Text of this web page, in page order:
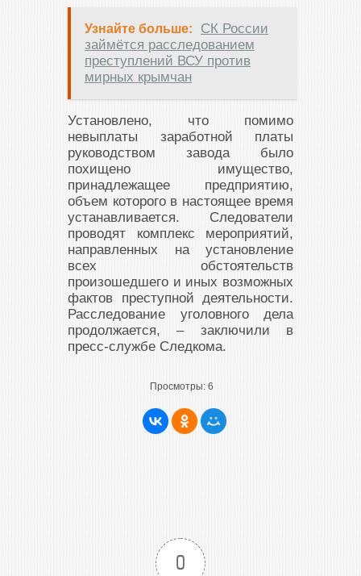
Узнайте больше:
СК России
займётся расследованием
преступлений ВСУ против
мирных крымчан
Установлено, что помимо
невыплаты заработной платы
руководством завода было
похищено имущество,
принадлежащее предприятию,
объем которого в настоящее время
устанавливается. Следователи
проводят комплекс мероприятий,
направленных на установление
всех обстоятельств
произошедшего и иных возможных
фактов преступной деятельности.
Расследование уголовного дела
продолжается, – заключили в
пресс-службе Следкома.
Просмотры: 6
0